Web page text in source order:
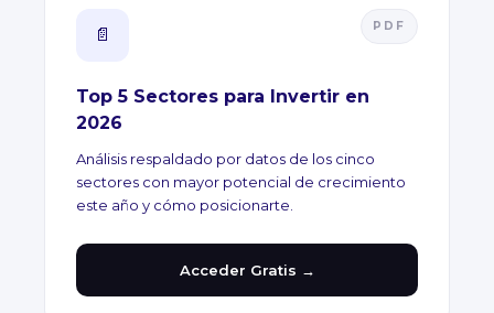
📄 PDF
Top 5 Sectores para Invertir en
2026
Análisis respaldado por datos de los cinco
sectores con mayor potencial de crecimiento
este año y cómo posicionarte.
Acceder Gratis →